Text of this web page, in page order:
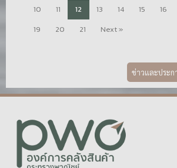
10
11 12 13 14 15 16
19
20 21 Next »
ข่าวและประ